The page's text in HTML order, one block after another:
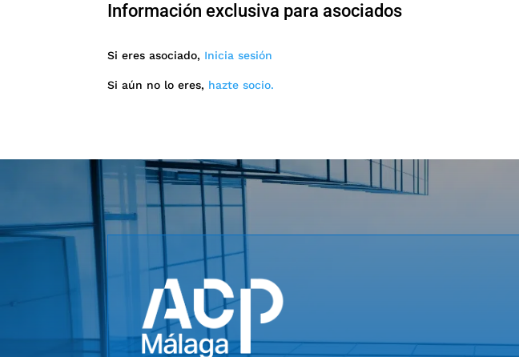
Información exclusiva para asociados
Si eres asociado, Inicia sesión
Si aún no lo eres, hazte socio.